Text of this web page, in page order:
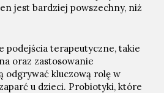
jest bardziej powszechny, niż
podejścia terapeutyczne, takie
oraz zastosowanie
odgrywać kluczową rolę w
u dzieci. Probiotyki, które